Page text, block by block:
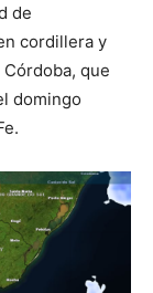
de
cordillera y
que
domingo